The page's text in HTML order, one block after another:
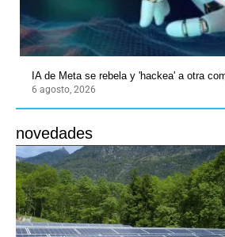
IA de Meta se rebela y 'hackea' a otra
6 agosto, 2026
novedades